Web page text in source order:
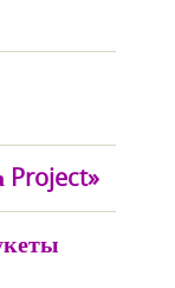
Project»